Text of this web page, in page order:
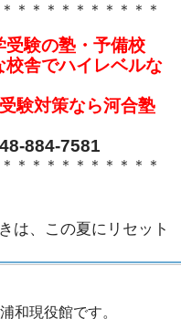
＊＊＊＊＊＊＊＊＊＊
受験の塾・予備校
舎でハイレベルな
験対策なら河合塾
884-7581
＊＊＊＊＊＊＊＊＊＊
は、この夏にリセット
和現役館です。